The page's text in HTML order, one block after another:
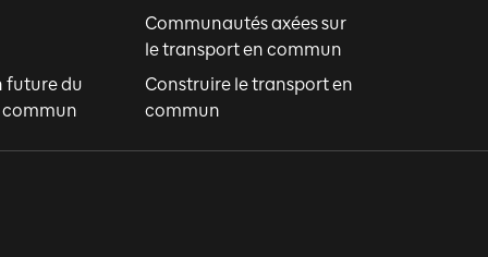
future du
Communautés axées sur
le transport en commun
Construire le transport en
commun